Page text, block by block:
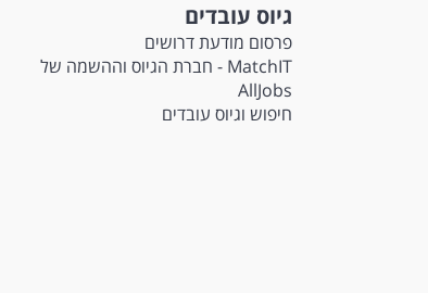
גיוס עובדים
פרסום מודעת דרושים
MatchIT - חברת הגיוס וההשמה של
AllJobs
חיפוש וגיוס עובדים